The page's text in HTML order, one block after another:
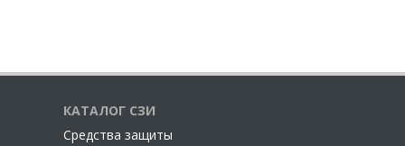
КАТАЛОГ СЗИ
Cредства защиты